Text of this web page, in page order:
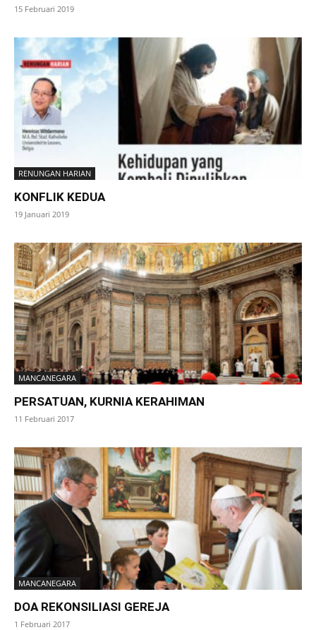
15 Februari 2019
RENUNGAN HARIAN
KONFLIK KEDUA
19 Januari 2019
MANCANEGARA
PERSATUAN, KURNIA KERAHIMAN
11 Februari 2017
MANCANEGARA
DOA REKONSILIASI GEREJA
1 Februari 2017